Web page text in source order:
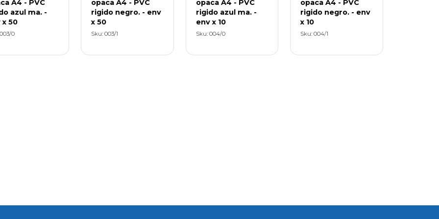
A4 - PVC
azul ma. -
x 50
0
opaca A4 - PVC
rigido negro. - env
x 50
Sku: 003/1
opaca A4 - PVC
rigido azul ma. -
env x 10
Sku: 004/0
opaca A4 - PVC
rigido negro. - env
x 10
Sku: 004/1